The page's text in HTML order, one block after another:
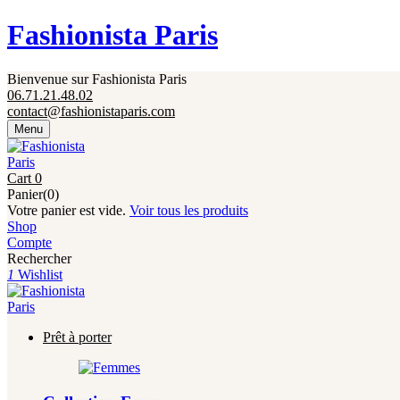
Fashionista Paris
Bienvenue sur Fashionista Paris
06.71.21.48.02
contact@fashionistaparis.com
Menu
Cart 0
Panier(0)
Votre panier est vide. Voir tous les produits
Shop
Compte
Rechercher
1 Wishlist
Prêt à porter
Fermeture annuelle du 17 juillet 16h au 12 août.